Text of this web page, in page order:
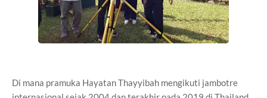
Di mana pramuka Hayatan Thayyibah mengikuti jambotre